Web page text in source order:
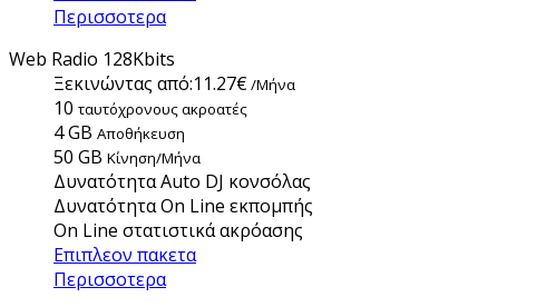
Περισσοτερα
Web Radio 128Kbits
Ξεκινώντας από:11.27€/Μήνα
10 ταυτόχρονους ακροατές
4 GB Aποθήκευση
50 GB Κίνηση/Μήνα
Δυνατότητα Auto DJ κονσόλας
Δυνατότητα On Line εκπομπής
On Line στατιστικά ακρόασης
Επιπλεον πακετα
Περισσοτερα